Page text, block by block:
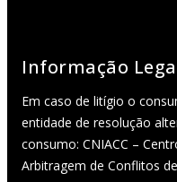
Informação
Em caso de litígio o
entidade de resolução
consumo: CNIACC –
Arbitragem de Conflitos